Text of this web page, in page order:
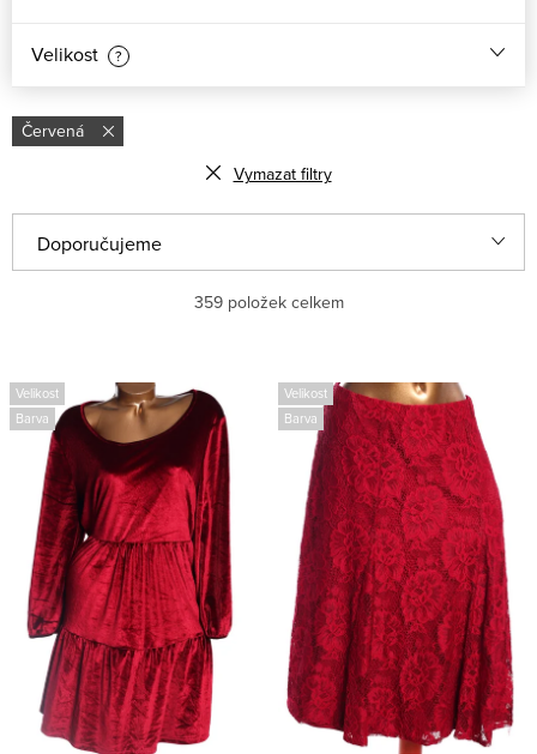
Velikost ?
Červená
Vymazat filtry
ý
s
p
u
k
a
n
í
d
u
Doporučujeme
Nejprodávanější
Abecedně
359položek celkem
Velikost
Barva
Velikost
Barva